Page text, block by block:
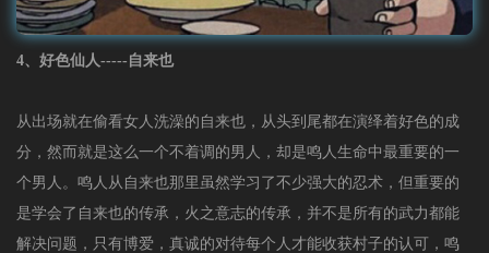
4、好色仙人-----自来也
从出场就在偷看女人洗澡的自来也，从头到尾都在演绎着好色的成
分，然而就是这么一个不着调的男人，却是鸣人生命中最重要的一
个男人。鸣人从自来也那里虽然学习了不少强大的忍术，但重要的
是学会了自来也的传承，火之意志的传承，并不是所有的武力都能
解决问题，只有博爱，真诚的对待每个人才能收获村子的认可，鸣